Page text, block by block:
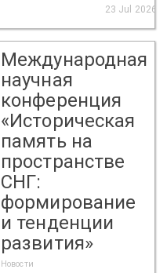
23 Jul 2026
Международная
научная
конференция
«Историческая
память на
пространстве
СНГ:
формирование
и тенденции
развития»
Новости